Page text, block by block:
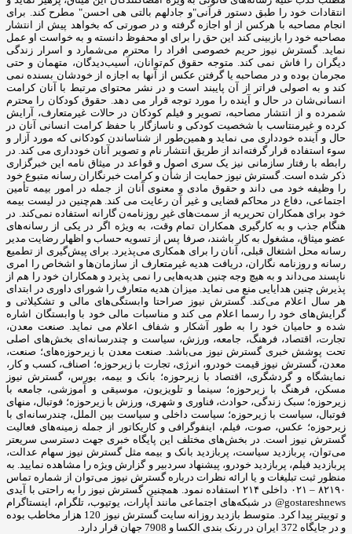
انتقادات‌ خود را طبق دستور قرآنی"و جادلهم بالتی هی احسن" مطرح کند. برای
انجام مصاحبه با هرکس از او اجازه گرفته و در صورتی که بخواهد پیش از انتشار
مصاحبه خود را بازبینی کند این حق را برای او محفوظ دانسته و به خواست او عمل
نماید. گسترش نیوز حریم خصوصی افراد را محترم می‌شمارد و اسرار زندگی
دیگران را فاش نمی کند. متوجه حقوق کم‌توانان، آسیب‌دیدگان، متهمان و حتی
مجرمان بوده و در مصاحبه یا گرفتن عکس از آنها به اجازه از خودشان بسنده نمی
کند و به اصولی فراتر از آن پایبند است و در نشر محتوای مرتبط با آنان کرامت
انسانی‌شان در حال و آینده را مورد توجه قرار می دهد. حقوق کودکان را محترم
شمرده و از انتشار مصاحبه، تصویر و فیلم کودکان در حالات غیرمتعارف، آرایش
کرده و غیرمنتاسب با شخصیت کودکی و ناسازگار با حفظ کرامت انسانی آنان در
حال و آینده خودداری می نماید و همین‌طور از شناساندن کودکانی که مورد آزار و
سوء استفاده قرار گرفته‌اند از طریق انتشار نام و تصویر آنان خودداری می کند. در
رابطه با رفتار سازمانی نیز یک سری اصول و قواعد در میثاق نامه این خبرگزاری
ذکر شده است. گسترش نیوز حمایت از شأن و کرامت خبرنگاران رسانه متبوع خود
را وظیفه خود می داند و حقوق مادی و معنوی آنان از جمله در امور بیمه تأمین
اجتماعی، دفاع در محاکم قضایی و غیر آن رعایت می کند. هم‌چنین در لیست بیمه
خود برای همکاران تحریریه از سمت‌های غیرِ روزنامه‌ن گارانه استفاده نمی‌کند. در
هنگام جذب و به کارگیری همکاران تمام وقت، به ‌ویژه اگر در یکی از رسانه‌های
عضو میثاق، مشغول به کار باشند، صرفا پس از تسویه‌ حساب و اظهار رضایت مدیر
رسانه محل اشتغال قبلی، آنان را برای همکاری می‌پذیرد. برای پیش‌گیری از تطمیع
رسانه و روزنامه ‌نگاران، دریافت هدیه غیرمتعارف از سازمان‌ها و اشخاص را امری
ناپسند می‌داند و به ‌هیچ ‌وجه چنین هدیه‌هایی را نمی پذیرد و همکاران خود را هم از
پذیرش چنین هدایایی منع می نماید. میزان هدیه متعارف را شورای داوری در ابتدای
هر سال اعلام می‌کند. گسترش نیوز صراحتا وابستگی‌های مالی و تشکیلاتی و
گرایش‌های خود را رسما اعلام می کند و مناسبات مالی خود با وابستگان اشاره
شده و حامیان خود را به ‌طور آشکار و شفاف اعلام می نماید. صنعت معدن،
تجارت، اقتصاد، فرهنگ، جامعه، ورزش، سیاست و چندرسانه‌ای بخش‌های اصلی
تحت پوشش خبری گسترش نیوز می‌باشد. صنعت معدن با زیرحوزه‌های؛ صنعت،
معدن، گسترش نیوز قیمت خودرو، انرژی، تجارت با زیرحوزه؛ اصناف، کسب و کار،
نمایشگاه و گردشگری، اقتصاد با زیرحوزه؛ بانک و بیمه، بورس، گسترش نیوز
مسکن، فرهنگ با زیرحوزه؛ سینما و تلویزیون، موسیقی و آموزشی، جامعه با
زیرحوزه؛ سبک زندگی، حوادث، فناوری و شهری، ورزش با زیرحوزه؛ فوتبال، منهای
فوتبال، سیاست با زیرحوزه؛ سیاست داخلی و سیاست بین الملل، چندرسانه‌ای با
زیرحوزه؛ عکس، صوت، فیلم، اینفوگرافی و کاریکاتور از جمله زمینه‌های فعالیت
گسترش نیوز است. در بخش‌های مختلف این پایگاه خبری جهت دسترسی سریعتر
می‌توان، پربازدید سیاست، پربازدید بانک و بیمه مثل گسترش نیوز سهام عدالت،
پربازدید فیلم، پربازدید خودرو، پیشنهاد سردبیر و گزارش ویژه را مشاهده نمایید. به
منظور ثبت تبلیغات و یا ارائه نظرات درباره گسترش نیوز می‌توان از شماره تماس
۸۲۱۹۰ – ۰۲۱ داخلی ۲۱۴ استفاده نمود. همچنین گسترش نیوز را به راحتی با آیدی
gostareshnews@ در شبکه‌های اجتماعی مانند آپارات، یوتیوب، تلگرام، اینستاگرام
و توییتر پیدا کرد. متوسط بازدید روزانه سایت گسترش نیوز 120 هزار مخاطب بوده
و در جایگاه 372 ایران در رنک بندی الکسا و 7908 جهان قرار دارد.